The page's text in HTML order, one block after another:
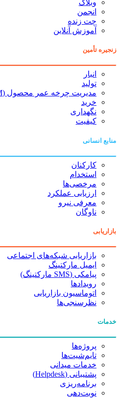
وبلاگ
انجمن
چت زنده
آموزش آنلاین
زنجیره تأمین
انبار
تولید
مدیریت چرخه عمر محصول (PLM)
خرید
نگهداری
کیفیت
منابع انسانی
کارکنان
استخدام
مرخصی‌ها
ارزیابی عملکرد
معرفی نیرو
ناوگان
بازاریابی
بازاریابی شبکه‌های اجتماعی
ایمیل مارکتینگ
پیامکی (SMS مارکتینگ)
رویدادها
اتوماسیون بازاریابی
نظرسنجی‌ها
خدمات
پروژه‌ها
تایم‌شیت‌ها
خدمات میدانی
پشتیبانی (Helpdesk)
برنامه‌ریزی
نوبت‌دهی